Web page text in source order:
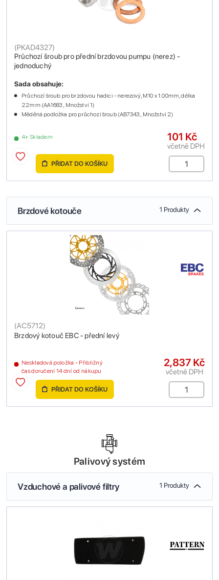
Průchozí šroub pro přední brzdovou pumpu (nerez) -
jednoduchý
(PKAD4327)
4+ Skladem
Sada obsahuje:
Průchozí šroub pro brzdovou hadici - nerezový, M10 x 1.00mm, délka
22mm (AA1683 , Množství 1)
Měděná podložka pro průchozí šroub (AB7343 , Množství 2)
101 Kč
včetně DPH
PŘIDAT DO KOŠÍKU
Brzdové kotouče 1 Produkty
Brzdový kotouč EBC - přední levý
(AC5712)
Neskladová položka - Přibližný
čas doručení 14 dní od nákupu
2,837 Kč
včetně DPH
PŘIDAT DO KOŠÍKU
Palivový systém
Vzduchové a palivové filtry 1 Produkty